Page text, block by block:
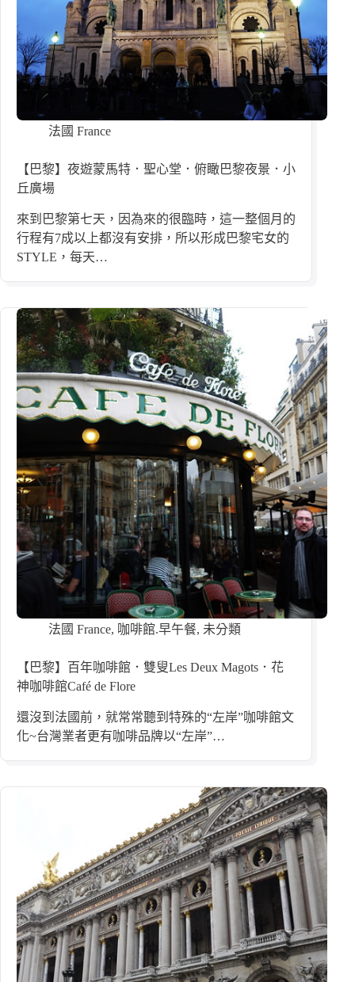
法國 France
【巴黎】夜遊蒙馬特．聖心堂．俯瞰巴黎夜景．小
丘廣場
來到巴黎第七天，因為來的很臨時，這一整個月的
行程有7成以上都沒有安排，所以形成巴黎宅女的
STYLE，每天…
法國 France, 咖啡館.早午餐, 未分類
【巴黎】百年咖啡館．雙叟Les Deux Magots．花
神咖啡館Café de Flore
還沒到法國前，就常常聽到特殊的“左岸”咖啡館文
化~台灣業者更有咖啡品牌以“左岸”…